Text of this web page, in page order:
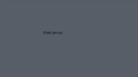
Reklama: